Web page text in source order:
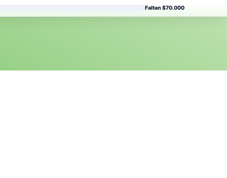
Faltan $70.000